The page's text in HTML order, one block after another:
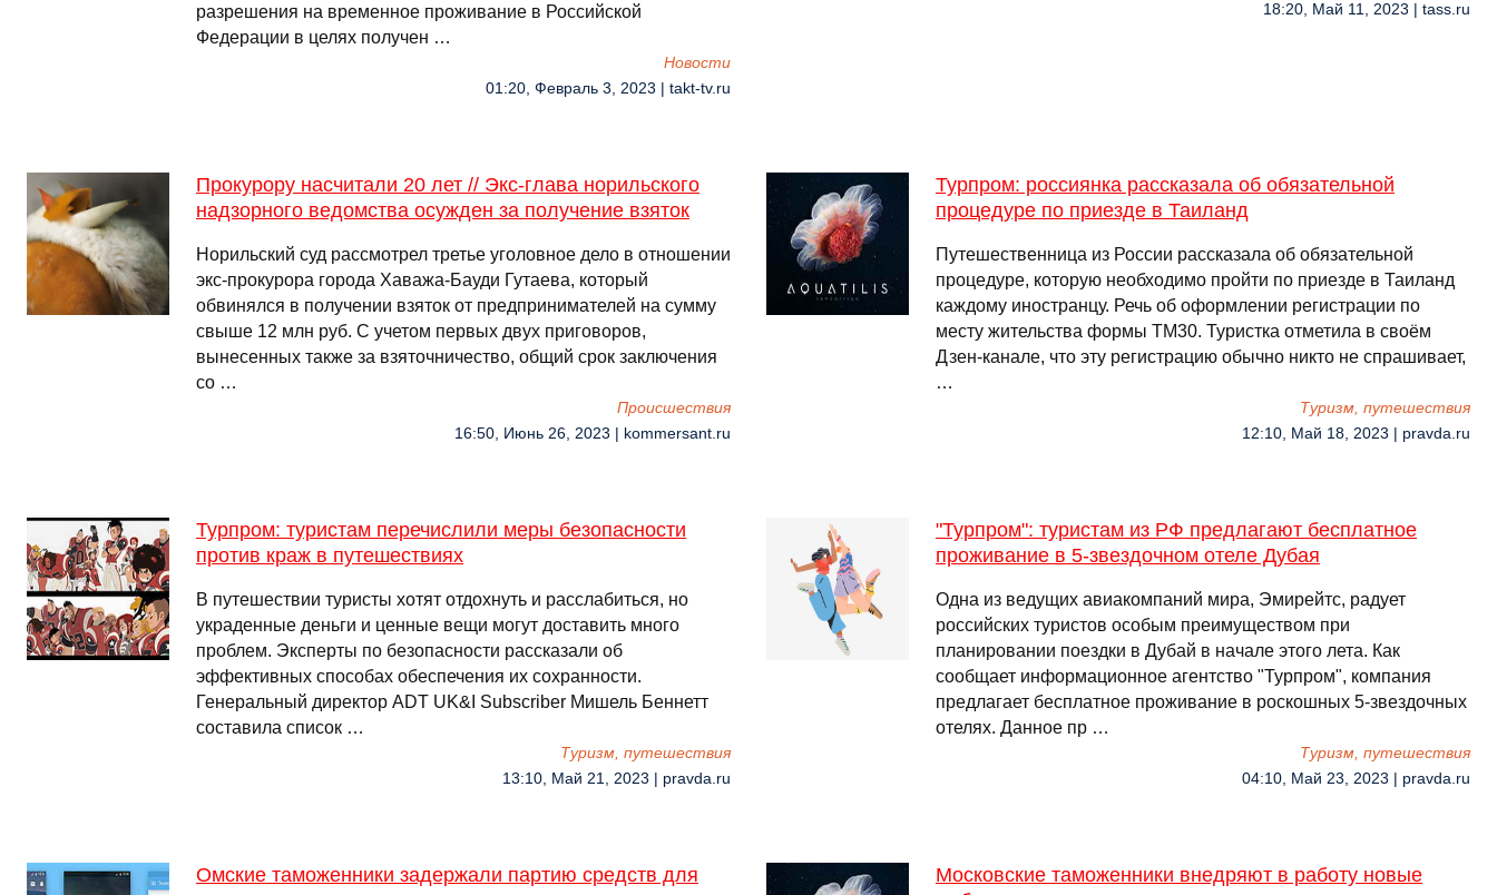
разрешения на временное проживание в Российской
Федерации в целях получен …
Новости
01:20, Февраль 3, 2023 | takt-tv.ru
18:20, Май 11, 2023 | tass.ru
Прокурору насчитали 20 лет // Экс-глава норильского
надзорного ведомства осужден за получение взяток
Норильский суд рассмотрел третье уголовное дело в отношении
экс-прокурора города Хаважа-Бауди Гутаева, который
обвинялся в получении взяток от предпринимателей на сумму
свыше 12 млн руб. С учетом первых двух приговоров,
вынесенных также за взяточничество, общий срок заключения
со …
Происшествия
16:50, Июнь 26, 2023 | kommersant.ru
Турпром: россиянка рассказала об обязательной
процедуре по приезде в Таиланд
Путешественница из России рассказала об обязательной
процедуре, которую необходимо пройти по приезде в Таиланд
каждому иностранцу. Речь об оформлении регистрации по
месту жительства формы ТМ30. Туристка отметила в своём
Дзен-канале, что эту регистрацию обычно никто не спрашивает,
…
Туризм, путешествия
12:10, Май 18, 2023 | pravda.ru
Турпром: туристам перечислили меры безопасности
против краж в путешествиях
В путешествии туристы хотят отдохнуть и расслабиться, но
украденные деньги и ценные вещи могут доставить много
проблем. Эксперты по безопасности рассказали об
эффективных способах обеспечения их сохранности.
Генеральный директор ADT UK&I Subscriber Мишель Беннетт
составила список …
Туризм, путешествия
13:10, Май 21, 2023 | pravda.ru
"Турпром": туристам из РФ предлагают бесплатное
проживание в 5-звездочном отеле Дубая
Одна из ведущих авиакомпаний мира, Эмирейтс, радует
российских туристов особым преимуществом при
планировании поездки в Дубай в начале этого лета. Как
сообщает информационное агентство "Турпром", компания
предлагает бесплатное проживание в роскошных 5-звездочных
отелях. Данное пр …
Туризм, путешествия
04:10, Май 23, 2023 | pravda.ru
Омские таможенники задержали партию средств для
Московские таможенники внедряют в работу новые